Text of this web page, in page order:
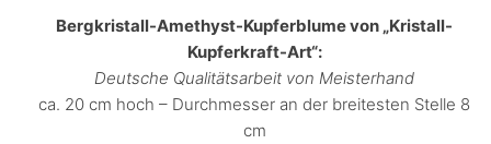
Bergkristall-Amethyst-Kupferblume von „Kristall-
Kupferkraft-Art“:
Deutsche Qualitätsarbeit von Meisterhand
ca. 20 cm hoch – Durchmesser an der breitesten Stelle 8
cm